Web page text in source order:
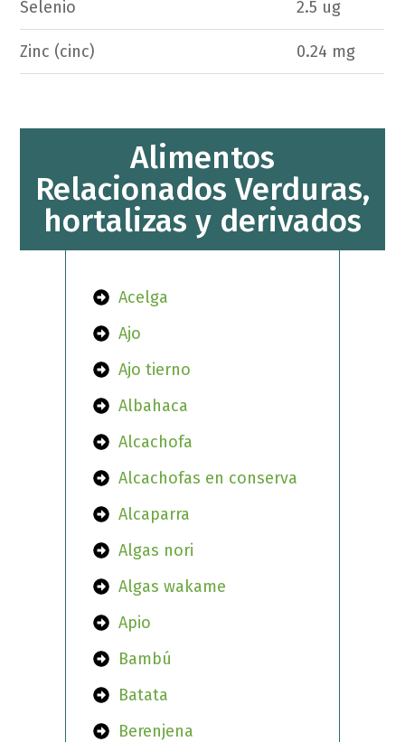
Selenio 2.5 ug
Zinc (cinc) 0.24 mg
Alimentos
Relacionados Verduras,
hortalizas y derivados
Acelga
Ajo
Ajo tierno
Albahaca
Alcachofa
Alcachofas en conserva
Alcaparra
Algas nori
Algas wakame
Apio
Bambú
Batata
Berenjena